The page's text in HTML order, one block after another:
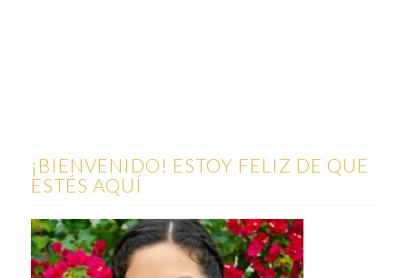
¡BIENVENIDO! ESTOY FELIZ DE QUE
ESTÉS AQUÍ